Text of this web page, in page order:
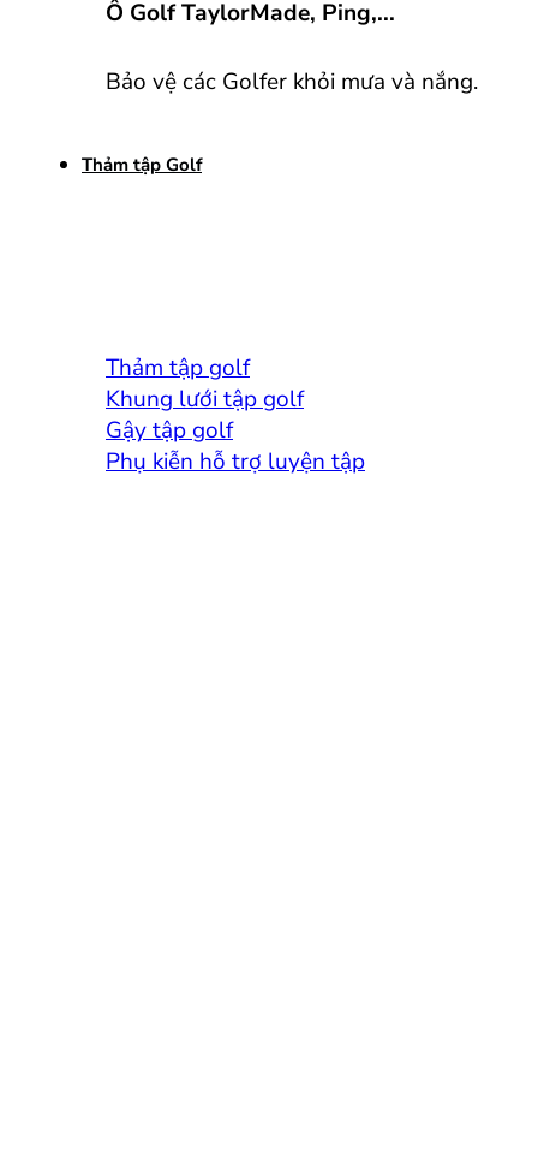
Ô Golf TaylorMade, Ping,...
Bảo vệ các Golfer khỏi mưa và nắng.
Thảm tập Golf
Thảm tập golf
Khung lưới tập golf
Gậy tập golf
Phụ kiễn hỗ trợ luyện tập